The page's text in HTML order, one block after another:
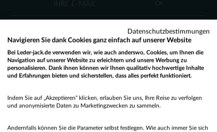
OK
KUNDENSERVICE
per E-Mailcontact@leder-jack.de
No
Datenschutzbestimmungen
Navigieren Sie dank Cookies ganz einfach auf unserer Website
Bei Leder-jack.de verwenden wir, wie auch anderswo, Cookies, um Ihnen die
Navigation auf unserer Website zu erleichtern und unsere Werbung zu
personalisieren. Dank ihnen können wir Ihnen qualitativ hochwertige Inhalte
und Erfahrungen bieten und sicherstellen, dass alles perfekt funktioniert.
Indem Sie auf „Akzeptieren“ klicken, erlauben Sie uns, Ihre Reise zu verfolgen
und anonymisierte Daten zu Marketingzwecken zu sammeln.
Andernfalls können Sie die Parameter selbst festlegen. Wie auch immer Sie sich